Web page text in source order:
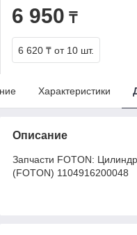
6 950 ₸
6 620 ₸ от 10 шт.
Характеристики
Описание
Запчасти FOTON:
(FOTON) 1104916200048